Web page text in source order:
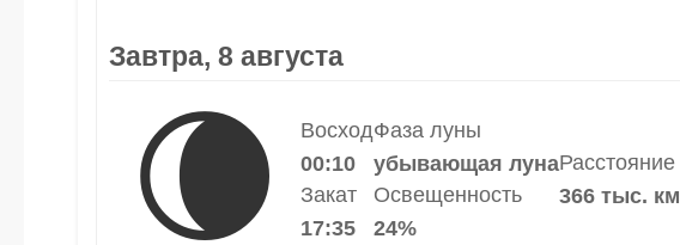
Завтра, 8 августа
🌘
Восход
00:10
Закат
17:35
Фаза луны
убывающая луна
Освещенность
24%
Расстояние
366 тыс. км